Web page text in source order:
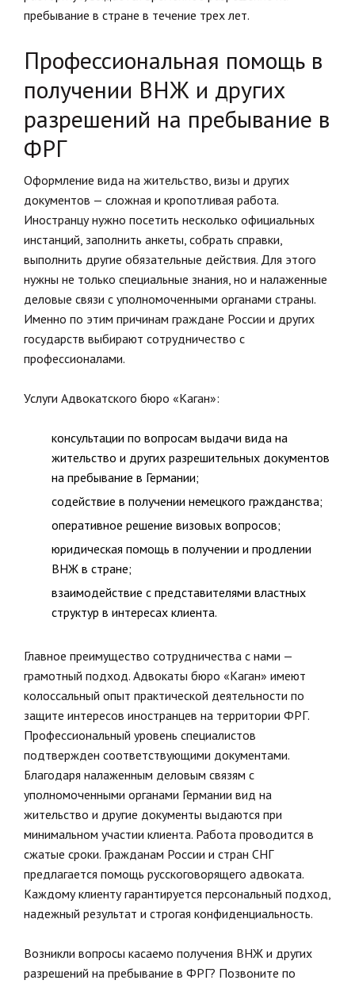
пребывание в стране в течение трех лет.
Профессиональная помощь в
получении ВНЖ и других
разрешений на пребывание в
ФРГ
Оформление вида на жительство, визы и других
документов — сложная и кропотливая работа.
Иностранцу нужно посетить несколько официальных
инстанций, заполнить анкеты, собрать справки,
выполнить другие обязательные действия. Для этого
нужны не только специальные знания, но и налаженные
деловые связи с уполномоченными органами страны.
Именно по этим причинам граждане России и других
государств выбирают сотрудничество с
профессионалами.
Услуги Адвокатского бюро «Каган»:
консультации по вопросам выдачи вида на
жительство и других разрешительных документов
на пребывание в Германии;
содействие в получении немецкого гражданства;
оперативное решение визовых вопросов;
юридическая помощь в получении и продлении
ВНЖ в стране;
взаимодействие с представителями властных
структур в интересах клиента.
Главное преимущество сотрудничества с нами —
грамотный подход. Адвокаты бюро «Каган» имеют
колоссальный опыт практической деятельности по
защите интересов иностранцев на территории ФРГ.
Профессиональный уровень специалистов
подтвержден соответствующими документами.
Благодаря налаженным деловым связям с
уполномоченными органами Германии вид на
жительство и другие документы выдаются при
минимальном участии клиента. Работа проводится в
сжатые сроки. Гражданам России и стран СНГ
предлагается помощь русскоговорящего адвоката.
Каждому клиенту гарантируется персональный подход,
надежный результат и строгая конфиденциальность.
Возникли вопросы касаемо получения ВНЖ и других
разрешений на пребывание в ФРГ? Позвоните по